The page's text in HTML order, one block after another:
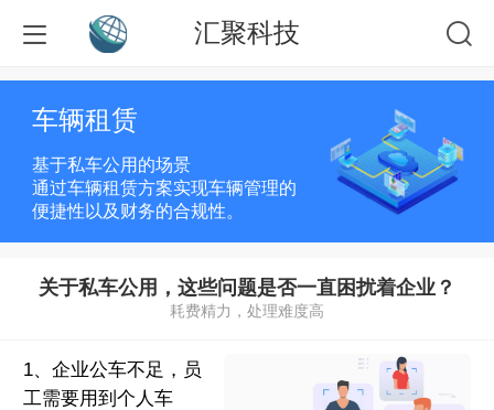
汇聚科技
车辆租赁
基于私车公用的场景
通过车辆租赁方案实现车辆管理的
便捷性以及财务的合规性。
关于私车公用，这些问题是否一直困扰着企业？
耗费精力，处理难度高
1、企业公车不足，员
工需要用到个人车